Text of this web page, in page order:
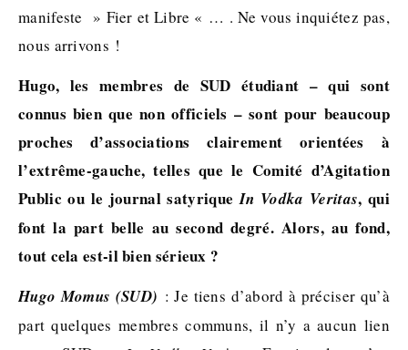
manifeste » Fier et Libre « … . Ne vous inquiétez pas,
nous arrivons !
Hugo, les membres de SUD étudiant – qui sont
connus bien que non officiels – sont pour beaucoup
proches d’associations clairement orientées à
l’extrême-gauche, telles que le Comité d’Agitation
Public ou le journal satyriqueIn Vodka Veritas, qui
font la part belle au second degré. Alors, au fond,
tout cela est-il bien sérieux ?
Hugo Momus (SUD) : Je tiens d’abord à préciser qu’à
part quelques membres communs, il n’y a aucun lien